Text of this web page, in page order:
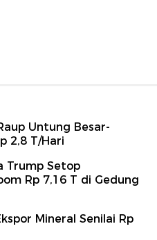
Untung Besar-
2,8 T/Hari
Trump Setop
Rp 7,16 T di Gedung
Mineral Senilai Rp